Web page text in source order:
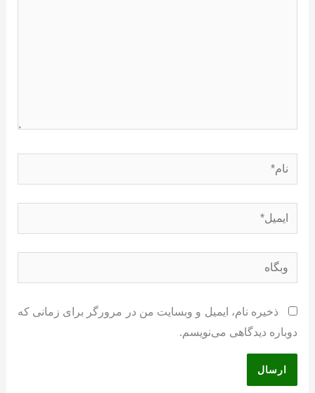
نام*
ایمیل*
وبگاه
ذخیره نام، ایمیل و وبسایت من در مرورگر برای زمانی که
دوباره دیدگاهی می‌نویسم.